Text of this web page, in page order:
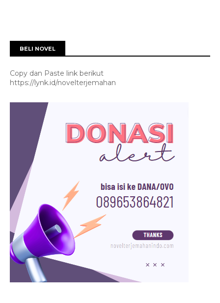
BELI NOVEL
Copy dan Paste link berikut
https://lynk.id/novelterjemahan